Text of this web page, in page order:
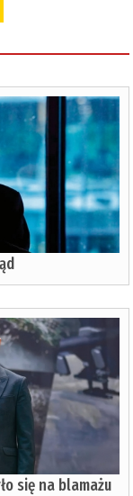
się na blamażu